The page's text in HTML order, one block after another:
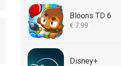
Bloons TD 6
€ 7.99
Disney+